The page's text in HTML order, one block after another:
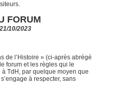
FORUM
10/2023
de l’Histoire » (ci-après abrégé
forum et les règles qui le
TdH, par quelque moyen que
à respecter, sans